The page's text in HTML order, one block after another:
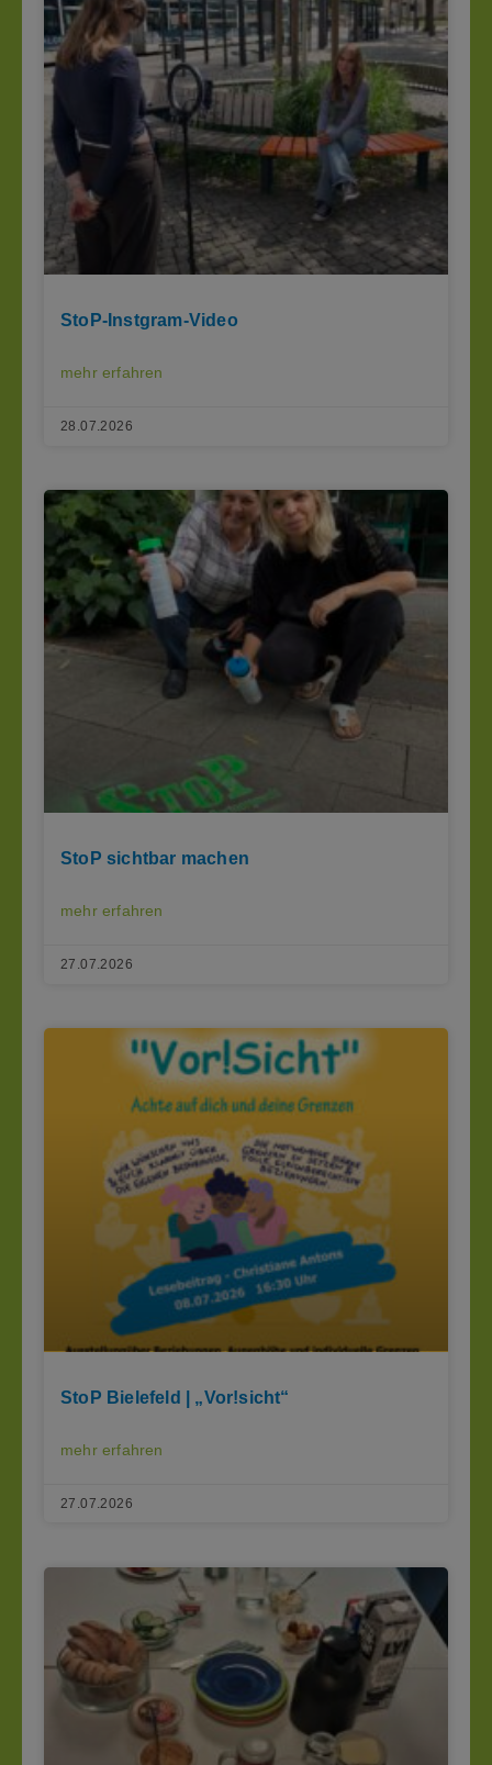
StoP-Instgram-Video
mehr erfahren
28.07.2026
StoP sichtbar machen
mehr erfahren
27.07.2026
StoP Bielefeld | „Vor!sicht“
mehr erfahren
27.07.2026